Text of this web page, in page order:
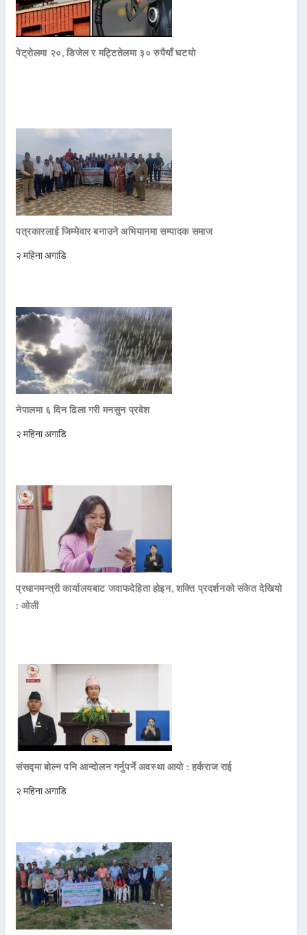
पेट्रोलमा २०, डिजेल र मट्टितेलमा ३० रुपैयाँ घटयो
पत्रकारलाई जिम्मेवार बनाउने अभियानमा सम्पादक समाज
२ महिना अगाडि
नेपालमा ६ दिन ढिला गरी मनसुन प्रवेश
२ महिना अगाडि
प्रधानमन्त्री कार्यालयबाट जवाफदेहिता होइन, शक्ति प्रदर्शनको संकेत देखियो
: ओली
संसद्मा बोल्न पनि आन्दोलन गर्नुपर्ने अवस्था आयो : हर्कराज राई
२ महिना अगाडि